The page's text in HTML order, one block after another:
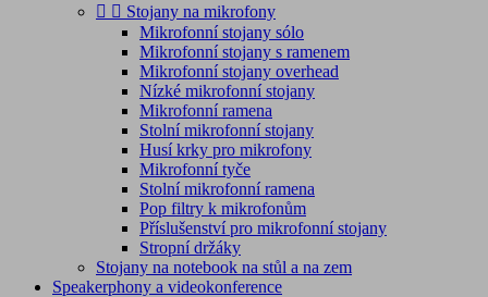
  Stojany na mikrofony
Mikrofonní stojany sólo
Mikrofonní stojany s ramenem
Mikrofonní stojany overhead
Nízké mikrofonní stojany
Mikrofonní ramena
Stolní mikrofonní stojany
Husí krky pro mikrofony
Mikrofonní tyče
Stolní mikrofonní ramena
Pop filtry k mikrofonům
Příslušenství pro mikrofonní stojany
Stropní držáky
Stojany na notebook na stůl a na zem
Speakerphony a videokonference